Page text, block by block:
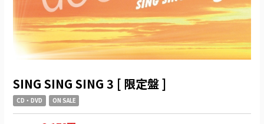
SING SING SING 3 [ 限定盤 ]
CD・DVD ON SALE